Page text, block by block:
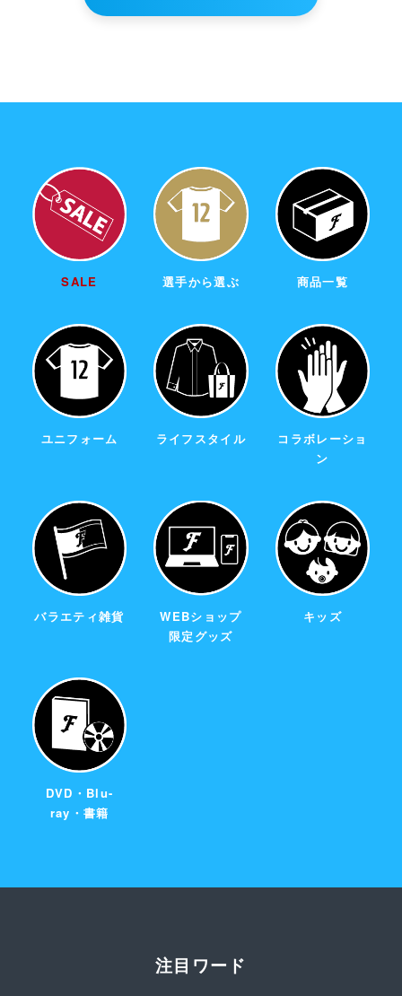
SALE 選手から選ぶ 商品一覧
ユニフォーム ライフスタイル
コラボレーショ
ン
バラエティ雑貨
WEBショップ
限定グッズ
キッズ
DVD・Blu-
ray・書籍
注目ワード